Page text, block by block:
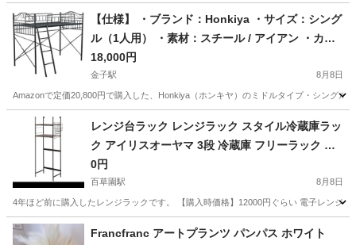
【仕様】 ・ブランド：Honkiya ・サイズ：シング
ル（1人用） ・素材：スチール / アイアン ・カラ
ー：ブラック
18,000円
金子駅 8月8日
Amazonで定価20,800円で購入した、Honkiya（ホンキヤ）のミドルタイプ・シング
東京 青梅市 金子駅 ベッド アイアン
レンジ台ラック レンジラック スタイル冷蔵庫ラッ
ク アイリスオーヤマ 3段 冷蔵庫 フリーラック オ
ープンラック SRR-580
0円
百草園駅 8月8日
4年ほど前に購入したレンジラックです。 【購入時価格】12000円ぐらい 電子レンジ
東京 日野市 収納家具
Francfranc アートプランツ パンパス ホワイト